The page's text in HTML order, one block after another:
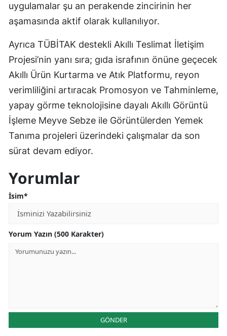
uygulamalar şu an perakende zincirinin her
aşamasında aktif olarak kullanılıyor.
Ayrıca TÜBİTAK destekli Akıllı Teslimat İletişim
Projesi’nin yanı sıra; gıda israfının önüne geçecek
Akıllı Ürün Kurtarma ve Atık Platformu, reyon
verimliliğini artıracak Promosyon ve Tahminleme,
yapay görme teknolojisine dayalı Akıllı Görüntü
İşleme Meyve Sebze ile Görüntülerden Yemek
Tanıma projeleri üzerindeki çalışmalar da son
sürat devam ediyor.
Yorumlar
İsim*
Yorum Yazın (500 Karakter)
GÖNDER